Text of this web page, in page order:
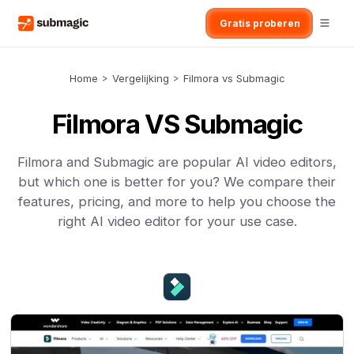
Gratis proberen
Home > Vergelijking > Filmora vs Submagic
Filmora VS Submagic
Filmora and Submagic are popular AI video editors,
but which one is better for you? We compare their
features, pricing, and more to help you choose the
right AI video editor for your use case.